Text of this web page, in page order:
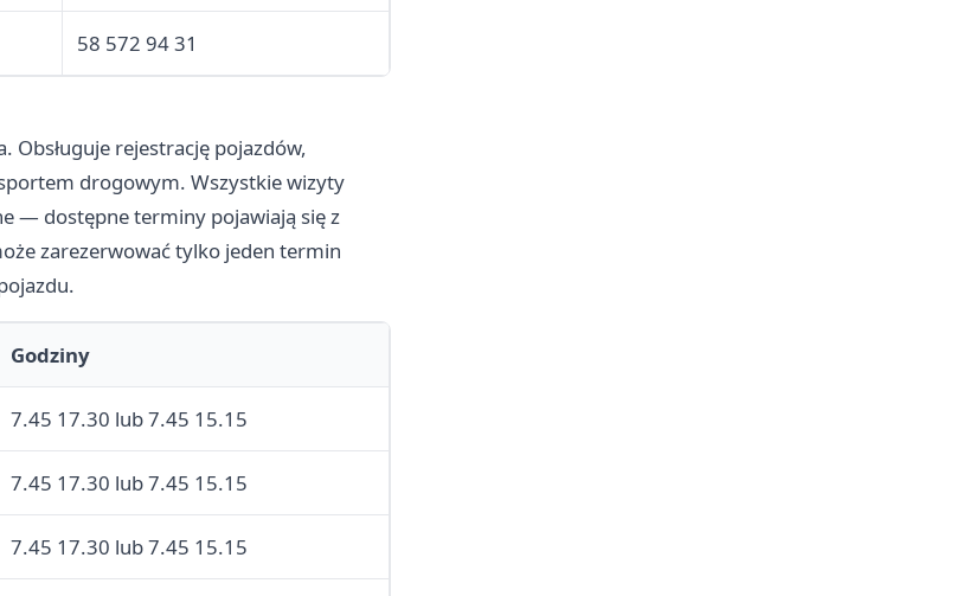
58 572 94 31
Obsługuje rejestrację pojazdów,
drogowym. Wszystkie wizyty
— dostępne terminy pojawiają się z
zarezerwować tylko jeden termin
Godziny
7.45 17.30 lub 7.45 15.15
7.45 17.30 lub 7.45 15.15
7.45 17.30 lub 7.45 15.15